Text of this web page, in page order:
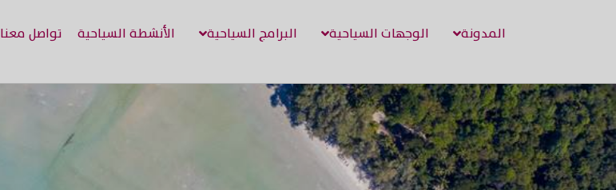
المدونة الوجهات السياحية البرامج السياحية الأنشطة السياحية تواصل معنا